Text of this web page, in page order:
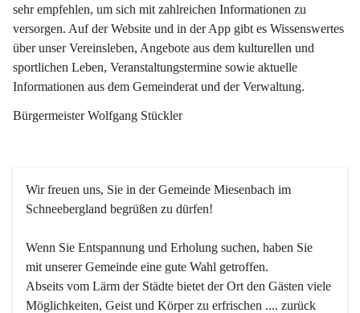
sehr empfehlen, um sich mit zahlreichen Informationen zu
versorgen. Auf der Website und in der App gibt es Wissenswertes
über unser Vereinsleben, Angebote aus dem kulturellen und
sportlichen Leben, Veranstaltungstermine sowie aktuelle
Informationen aus dem Gemeinderat und der Verwaltung.
Bürgermeister Wolfgang Stückler
Wir freuen uns, Sie in der Gemeinde Miesenbach im
Schneebergland begrüßen zu dürfen!
Wenn Sie Entspannung und Erholung suchen, haben Sie
mit unserer Gemeinde eine gute Wahl getroffen.
Abseits vom Lärm der Städte bietet der Ort den Gästen viele
Möglichkeiten, Geist und Körper zu erfrischen .... zurück